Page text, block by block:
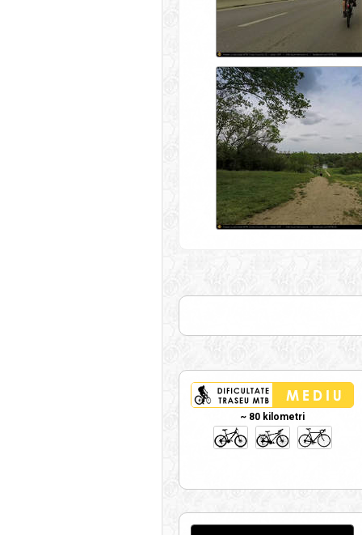
~ 80 kilometri